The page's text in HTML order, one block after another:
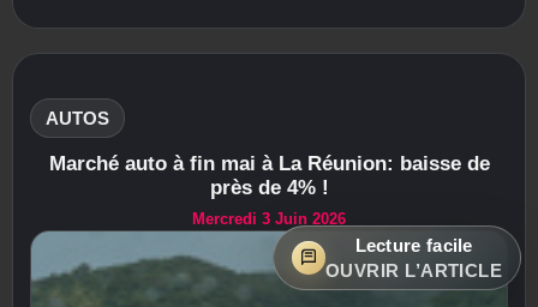
AUTOS
Marché auto à fin mai à La Réunion: baisse de
près de 4% !
Mercredi 3 Juin 2026
Lecture facile
OUVRIR L’ARTICLE